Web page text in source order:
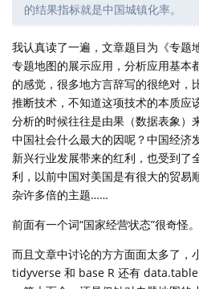
的结果指标就是中国城镇化率。
我认真读了一遍，文章题目为《专题
专题地图的展示应用，分析应用基本
的感觉，很多地方言辞写的很绝对，
推断技术，不知道这项技术的本质应
分析的时候往往是由果（数据表象）
中国社会什么最大的因呢？中国经济
新兴行业发展带来的红利，也受到了
利，以前中国对美国是有很大的贸易
杂许多倍的主题……
前面有一个词“国家经营状态”很奇怪。
而且文章中讨论的方方面面太多了，
tidyverse 和 base R 还有